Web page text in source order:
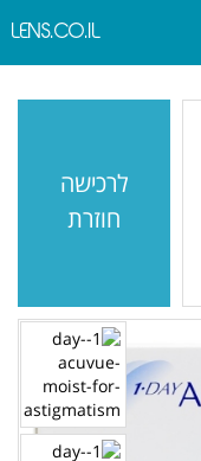
LENS.CO.IL
לרכישה
חוזרת